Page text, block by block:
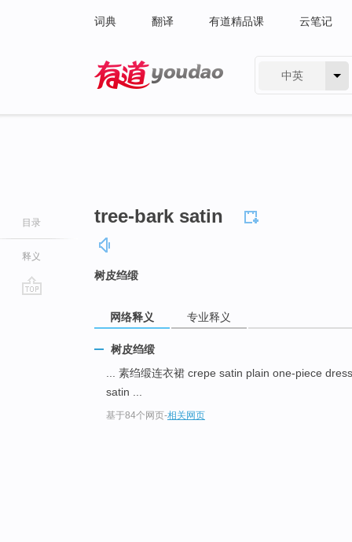
词典 翻译 有道精品课 云笔记
中英
目录
释义
tree-bark satin
树皮绉缎
网络释义 专业释义
树皮绉缎
... 素绉缎连衣裙 crepe satin plain one-piece
satin ...
基于84个网页-相关网页